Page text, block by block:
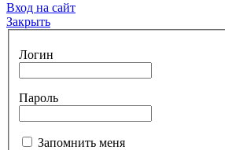
Вход на сайт
Закрыть
Логин
Пароль
Запомнить меня